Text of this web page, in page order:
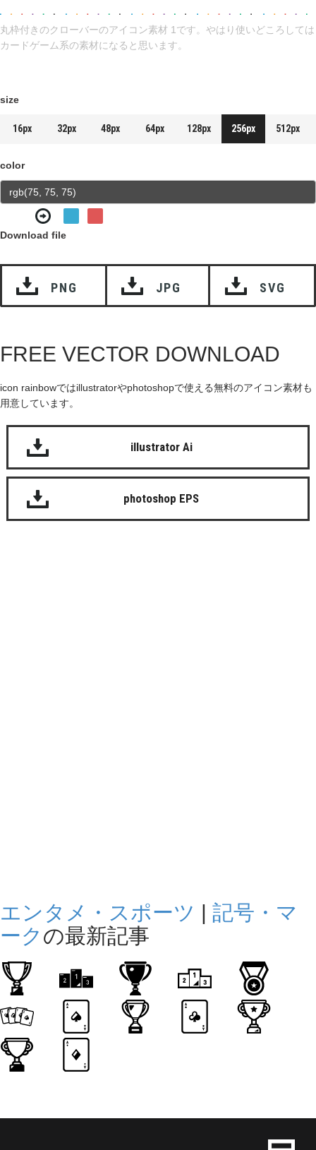
丸枠付きのクローバーのアイコン素材 1です。やはり使いどころしては
カードゲーム系の素材になると思います。
size
16px 32px 48px 64px 128px 256px 512px
color
Download file
PNG JPG SVG
FREE VECTOR DOWNLOAD
icon rainbowではillustratorやphotoshopで使える無料のアイコン素材も
用意しています。
illustrator Ai
photoshop EPS
エンタメ・スポーツ | 記号・マ
ーク の最新記事